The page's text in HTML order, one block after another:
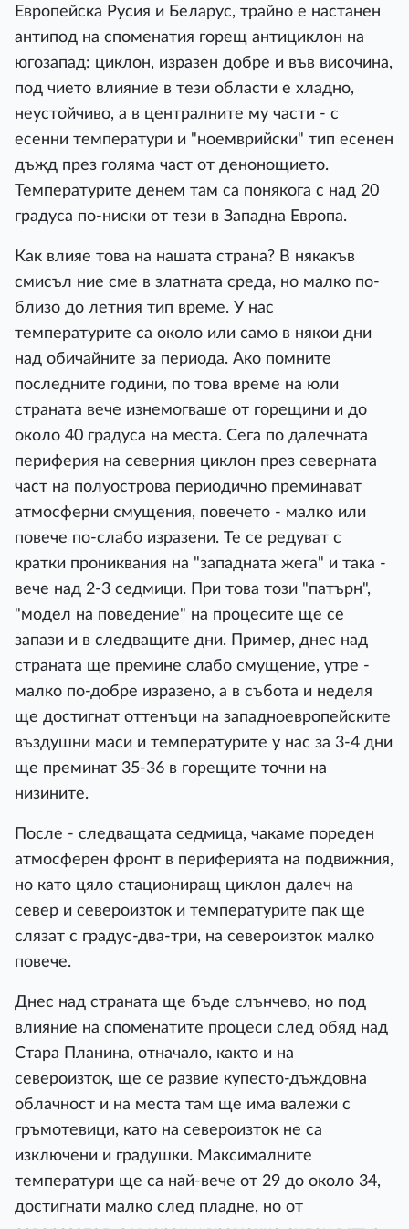
Европейска Русия и Беларус, трайно е настанен
антипод на споменатия горещ антициклон на
югозапад: циклон, изразен добре и във височина,
под чието влияние в тези области е хладно,
неустойчиво, а в централните му части - с
есенни температури и "ноемврийски" тип есенен
дъжд през голяма част от денонощието.
Температурите денем там са понякога с над 20
градуса по-ниски от тези в Западна Европа.
Как влияе това на нашата страна? В някакъв
смисъл ние сме в златната среда, но малко по-
близо до летния тип време. У нас
температурите са около или само в някои дни
над обичайните за периода. Ако помните
последните години, по това време на юли
страната вече изнемогваше от горещини и до
около 40 градуса на места. Сега по далечната
периферия на северния циклон през северната
част на полуострова периодично преминават
атмосферни смущения, повечето - малко или
повече по-слабо изразени. Те се редуват с
кратки прониквания на "западната жега" и така -
вече над 2-3 седмици. При това този "патърн",
"модел на поведение" на процесите ще се
запази и в следващите дни. Пример, днес над
страната ще премине слабо смущение, утре -
малко по-добре изразено, а в събота и неделя
ще достигнат оттенъци на западноевропейските
въздушни маси и температурите у нас за 3-4 дни
ще преминат 35-36 в горещите точни на
низините.
После - следващата седмица, чакаме пореден
атмосферен фронт в периферията на подвижния,
но като цяло стациониращ циклон далеч на
север и североизток и температурите пак ще
слязат с градус-два-три, на североизток малко
повече.
Днес над страната ще бъде слънчево, но под
влияние на споменатите процеси след обяд над
Стара Планина, отначало, както и на
североизток, ще се развие купесто-дъждовна
облачност и на места там ще има валежи с
гръмотевици, като на североизток не са
изключени и градушки. Максималните
температури ще са най-вече от 29 до около 34,
достигнати малко след пладне, но от